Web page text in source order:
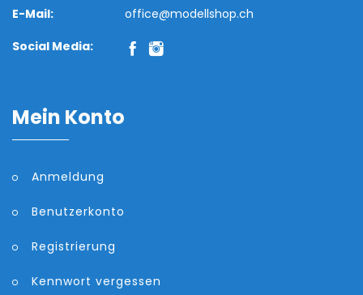
E-Mail:
office@modellshop.ch
Social Media:
Mein Konto
Anmeldung
Benutzerkonto
Registrierung
Kennwort vergessen